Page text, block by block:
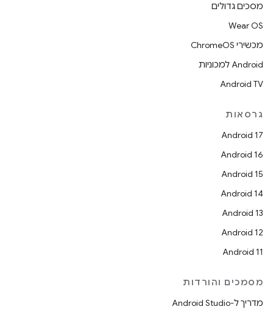
מסכים גדולים
Wear OS
מכשירי ChromeOS
Android למכוניות
Android TV
גרסאות
Android 17
Android 16
Android 15
Android 14
Android 13
Android 12
Android 11
מסמכים והורדות
מדריך ל-Android Studio